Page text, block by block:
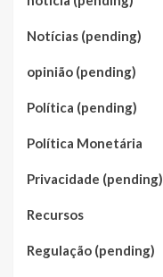
Notícias (pending)
opinião (pending)
Política (pending)
Política Monetária
Privacidade (pending)
Recursos
Regulação (pending)